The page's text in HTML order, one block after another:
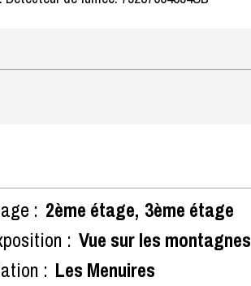
: 2ème étage 3ème étage
: Vue sur les montagnes
: Les Menuires